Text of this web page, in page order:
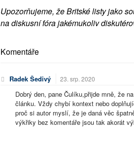
Upozorňujeme, že Britské listy jako
na diskusní fóra jakémukoliv
Komentáře
Radek Šedivý 23. srp. 2020
Dobrý den, pane Čulíku,přijde mně, že
článku. Vždy chybí kontext nebo
proč si autor myslí, že je daná věc
výkřiky bez komentáře jsou tak akorát